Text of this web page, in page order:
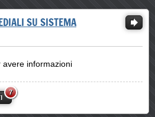
SU SISTEMA
avere informazioni
7